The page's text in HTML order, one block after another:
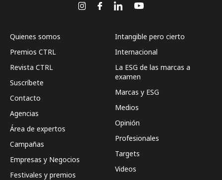
Quienes somos
Premios CTRL
Revista CTRL
Suscríbete
Contacto
Agencias
Área de expertos
Campañas
Empresas y Negocios
Festivales y premios
Intangible pero cierto
Internacional
La ESG de las marcas a
examen
Marcas y ESG
Medios
Opinión
Profesionales
Targets
Videos